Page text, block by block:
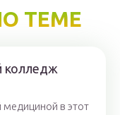
ТЕМЕ
колледж
в этот